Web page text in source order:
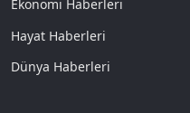
Ekonomi Haberleri
Hayat Haberleri
Dünya Haberleri